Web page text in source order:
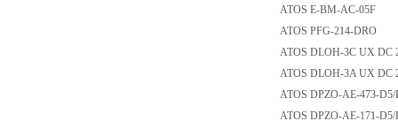
ATOS E-BM-AC-
ATOS PFG-214-
ATOS DLOH-3C
ATOS DLOH-3A
ATOS DPZO-AE-
ATOS DPZO-AE-